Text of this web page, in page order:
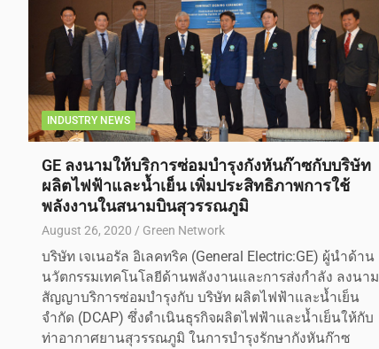
INDUSTRY NEWS
GE ลงนามให้บริการซ่อมบำรุงกังหันก๊าซกับบริษัท
ผลิตไฟฟ้าและน้ำเย็น เพิ่มประสิทธิภาพการใช้
พลังงานในสนามบินสุวรรณภูมิ
August 26, 2020 Green Network
บริษัท เจเนอรัล อิเลคทริค (General Electric:GE) ผู้นำด้าน
นวัตกรรมเทคโนโลยีด้านพลังงานและการส่งกำลัง ลงนาม
สัญญาบริการซ่อมบำรุงกับ บริษัท ผลิตไฟฟ้าและน้ำเย็น
จำกัด (DCAP) ซึ่งดำเนินธุรกิจผลิตไฟฟ้าและน้ำเย็นให้กับ
ท่าอากาศยานสุวรรณภูมิ ในการบำรุงรักษากังหันก๊าซ